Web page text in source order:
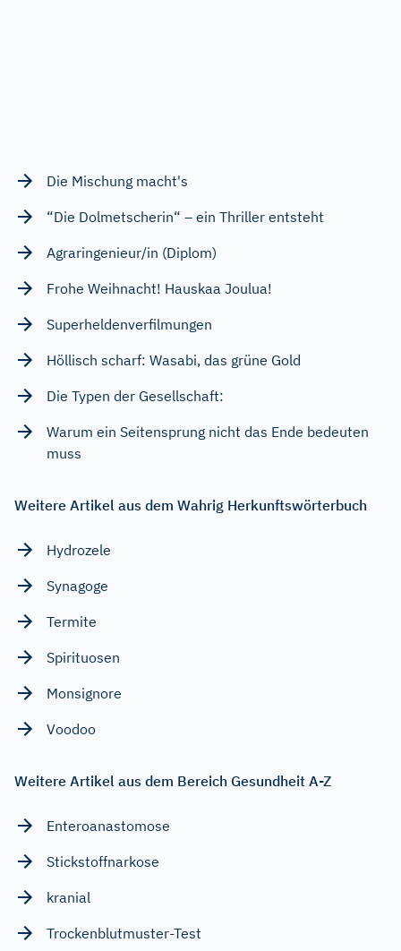
Die Mischung macht's
“Die Dolmetscherin“ – ein Thriller entsteht
Agraringenieur/in (Diplom)
Frohe Weihnacht! Hauskaa Joulua!
Superheldenverfilmungen
Höllisch scharf: Wasabi, das grüne Gold
Die Typen der Gesellschaft:
Warum ein Seitensprung nicht das Ende bedeuten
muss
Weitere Artikel aus dem Wahrig Herkunftswörterbuch
Hydrozele
Synagoge
Termite
Spirituosen
Monsignore
Voodoo
Weitere Artikel aus dem Bereich Gesundheit A-Z
Enteroanastomose
Stickstoffnarkose
kranial
Trockenblutmuster-Test